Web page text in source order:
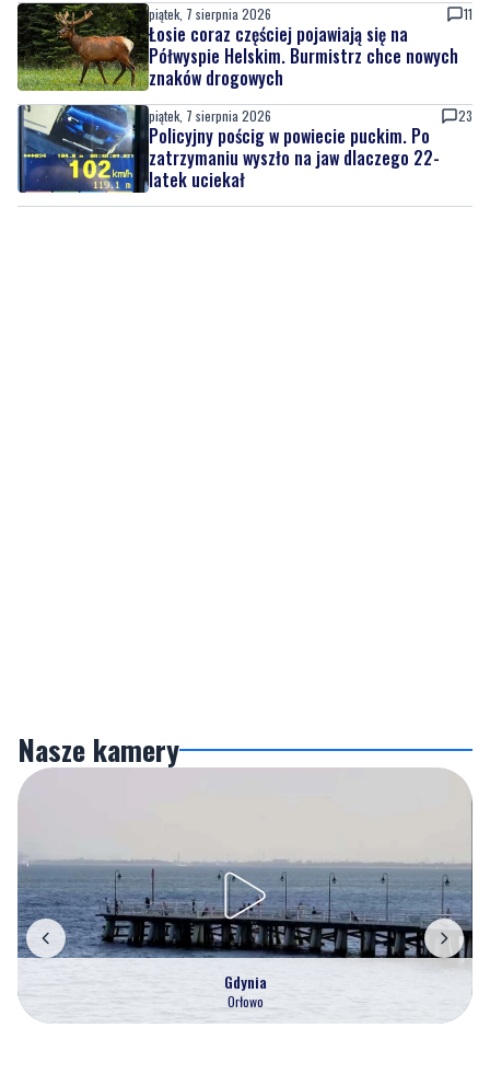
piątek, 7 sierpnia 2026 11
Łosie coraz częściej pojawiają się na
Półwyspie Helskim. Burmistrz chce nowych
znaków drogowych
piątek, 7 sierpnia 2026 23
Policyjny pościg w powiecie puckim. Po
zatrzymaniu wyszło na jaw dlaczego 22-
latek uciekał
Nasze kamery
Gdynia
Orłowo